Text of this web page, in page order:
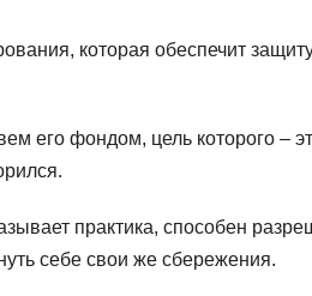
которая обеспечит
его фондом, цель которого –
практика, способен
себе свои же сбережения.